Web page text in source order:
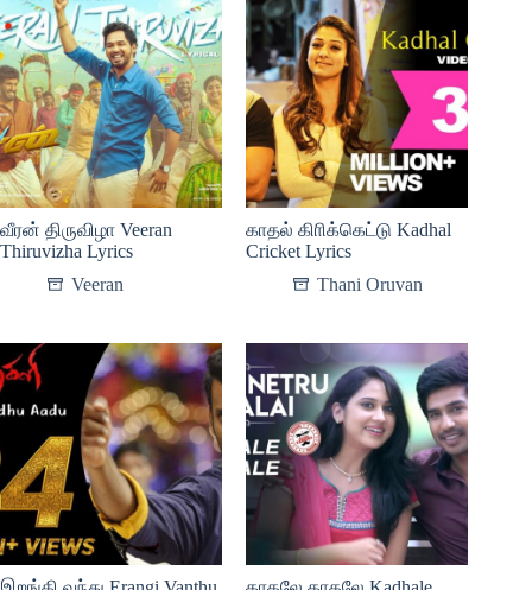
வீரன் திருவிழா Veeran
Thiruvizha Lyrics
Veeran
காதல் கிாிக்கெட்டு Kadhal
Cricket Lyrics
Thani Oruvan